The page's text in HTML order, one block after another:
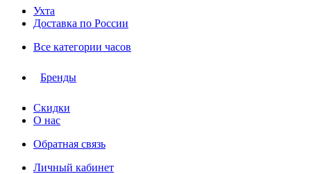
Ухта
Доставка по России
Все категории часов
Бренды
Скидки
О нас
Обратная связь
Личный кабинет